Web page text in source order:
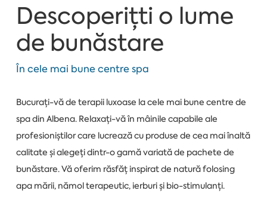
Descoperițti o lume
de bunăstare
În cele mai bune centre spa
Bucurați-vă de terapii luxoase la cele mai bune centre de
spa din Albena. Relaxați-vă în mâinile capabile ale
profesioniștilor care lucrează cu produse de cea mai înaltă
calitate și alegeți dintr-o gamă variată de pachete de
bunăstare. Vă oferim răsfăț inspirat de natură folosing
apa mării, nămol terapeutic, ierburi și bio-stimulanți.